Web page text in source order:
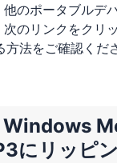
のポータブルデ
次のリンクをクリ
法をご確認くだ
Windows
にリッピ